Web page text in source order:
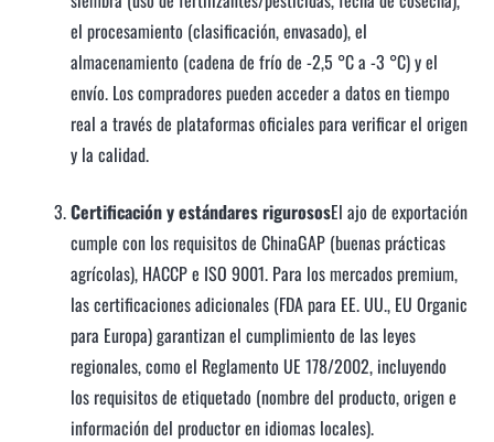
el procesamiento (clasificación, envasado), el
almacenamiento (cadena de frío de -2,5 °C a -3 °C) y el
envío. Los compradores pueden acceder a datos en tiempo
real a través de plataformas oficiales para verificar el origen
y la calidad.
Certificación y estándares rigurososEl ajo de exportación
cumple con los requisitos de ChinaGAP (buenas prácticas
agrícolas), HACCP e ISO 9001. Para los mercados premium,
las certificaciones adicionales (FDA para EE. UU., EU Organic
para Europa) garantizan el cumplimiento de las leyes
regionales, como el Reglamento UE 178/2002, incluyendo
los requisitos de etiquetado (nombre del producto, origen e
información del productor en idiomas locales).